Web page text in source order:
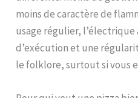
moins de caractère de
usage régulier,
d’exécution et une
le folklore, surtout si vous